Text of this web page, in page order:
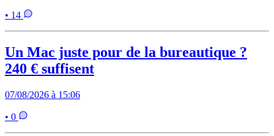
• 14
Un Mac juste pour de la bureautique ?
240 € suffisent
07/08/2026 à 15:06
• 0